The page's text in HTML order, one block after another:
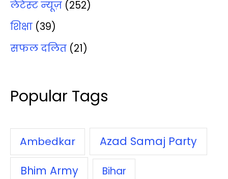
लेटेस्‍ट न्‍यूज़ (252)
शिक्षा (39)
सफल दलित (21)
Popular Tags
Ambedkar
Azad Samaj Party
Bhim Army
Bihar